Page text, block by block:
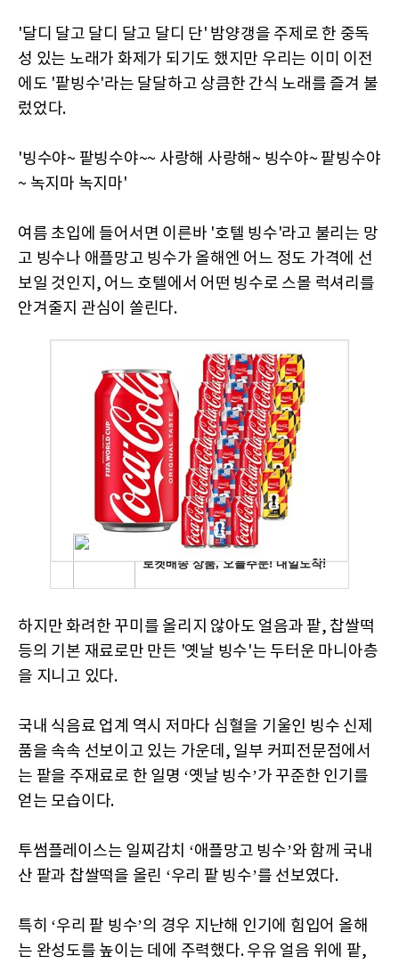
'달디 달고 달디 달고 달디 단' 밤양갱을 주제로 한 중독
성 있는 노래가 화제가 되기도 했지만 우리는 이미 이전
에도 '팥빙수'라는 달달하고 상큼한 간식 노래를 즐겨 불
렀었다.
'빙수야~ 팥빙수야~~ 사랑해 사랑해~ 빙수야~ 팥빙수야
~ 녹지마 녹지마'
여름 초입에 들어서면 이른바 '호텔 빙수'라고 불리는 망
고 빙수나 애플망고 빙수가 올해엔 어느 정도 가격에 선
보일 것인지, 어느 호텔에서 어떤 빙수로 스몰 럭셔리를
안겨줄지 관심이 쏠린다.
하지만 화려한 꾸미를 올리지 않아도 얼음과 팥, 찹쌀떡
등의 기본 재료로만 만든 '옛날 빙수'는 두터운 마니아층
을 지니고 있다.
국내 식음료 업계 역시 저마다 심혈을 기울인 빙수 신제
품을 속속 선보이고 있는 가운데, 일부 커피전문점에서
는 팥을 주재료로 한 일명 ‘옛날 빙수’가 꾸준한 인기를
얻는 모습이다.
투썸플레이스는 일찌감치 ‘애플망고 빙수’와 함께 국내
산 팥과 찹쌀떡을 올린 ‘우리 팥 빙수’를 선보였다.
특히 ‘우리 팥 빙수’의 경우 지난해 인기에 힘입어 올해
는 완성도를 높이는 데에 주력했다. 우유 얼음 위에 팥,